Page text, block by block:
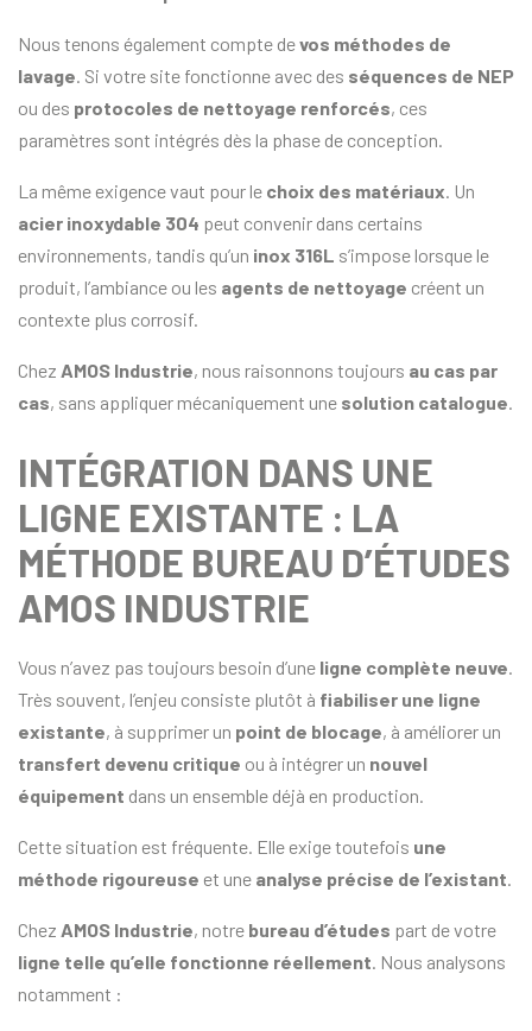
Nous tenons également compte devos méthodes de
lavage . Si votre site fonctionne avec des séquences de NEP
ou des protocoles de nettoyage renforcés, ces
paramètres sont intégrés dès la phase de conception.
La même exigence vaut pour le choix des matériaux . Un
acier inoxydable 304 peut convenir dans certains
environnements, tandis qu’un inox 316L s’impose lorsque le
produit, l’ambiance ou les agents de nettoyage créent un
contexte plus corrosif.
Chez AMOS Industrie, nous raisonnons toujours au cas par
cas, sans appliquer mécaniquement une solution catalogue
INTÉGRATION DANS UNE
LIGNE EXISTANTE : LA
MÉTHODE BUREAU D’ÉTUDES
AMOS INDUSTRIE
Vous n’avez pas toujours besoin d’une ligne complète neuve
Très souvent, l’enjeu consiste plutôt à fiabiliser une ligne
existante, à supprimer un point de blocage, à améliorer un
transfert devenu critique ou à intégrer un nouvel
équipement dans un ensemble déjà en production.
Cette situation est fréquente. Elle exige toutefois une
méthode rigoureuse et une analyse précise de l’existant
Chez AMOS Industrie, notre bureau d’études part de votre
ligne telle qu’elle fonctionne réellement . Nous analysons
notamment :